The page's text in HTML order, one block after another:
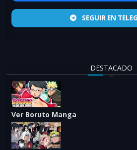
SEGUIR EN
DESTACADO
Ver Boruto Manga